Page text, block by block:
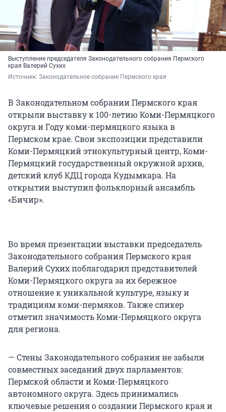
Выступление председателя Законодательного собрания Пермского
края Валерий Сухих
Источник: Законодательное собрание Пермского края
В Законодательном собрании Пермского края
открыли выставку к 100-летию Коми-Пермяцкого
округа и Году коми-пермяцкого языка в
Пермском крае. Свои экспозиции представили
Коми-Пермяцкий этнокультурный центр, Коми-
Пермяцкий государственный окружной архив,
детский клуб КДЦ города Кудымкара. На
открытии выступил фольклорный ансамбль
«Бичир».
Во время презентации выставки председатель
Законодательного собрания Пермского края
Валерий Сухих поблагодарил представителей
Коми-Пермяцкого округа за их бережное
отношение к уникальной культуре, языку и
традициям коми-пермяков. Также спикер
отметил значимость Коми-Пермяцкого округа
для региона.
— Стены Законодательного собрания не забыли
совместных заседаний двух парламентов:
Пермской области и Коми-Пермяцкого
автономного округа. Здесь принимались
ключевые решения о создании Пермского края и